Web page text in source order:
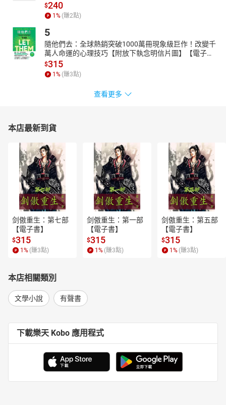
$240
1 % (賺2點)
5
隨他們去：全球熱銷突破1000萬冊現象級巨作！改變千
萬人命運的心理技巧【附放下執念明信片圖】【電子
書】
$315
1 % (賺3點)
查看更多
本店最新到貨
剑傲重生：第七部
【電子書】
$315
1 % (賺3點)
剑傲重生：第一部
【電子書】
$315
1 % (賺3點)
剑傲重生：第五部
【電子書】
$315
1 % (賺3點)
本店相關類別
文學小說 有聲書
下載樂天 Kobo 應用程式